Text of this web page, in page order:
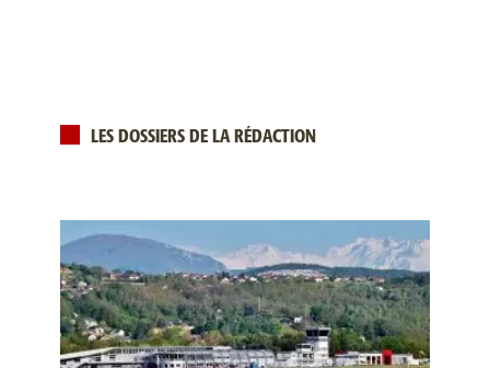
LES DOSSIERS DE LA RÉDACTION